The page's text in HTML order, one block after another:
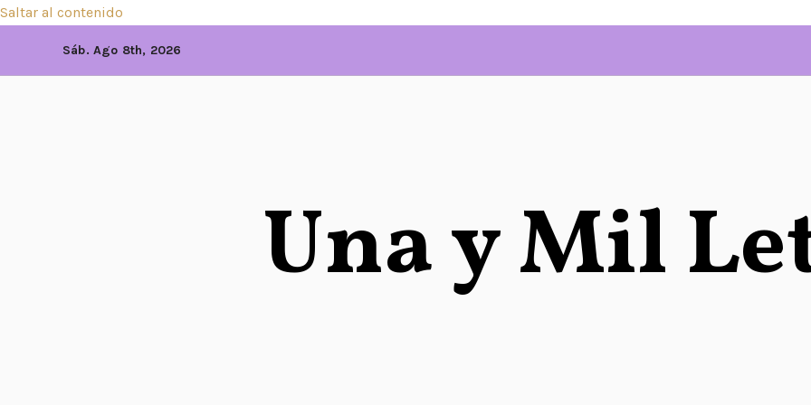
Saltar al contenido
Sáb. Ago 8th, 2026
Una y Mil